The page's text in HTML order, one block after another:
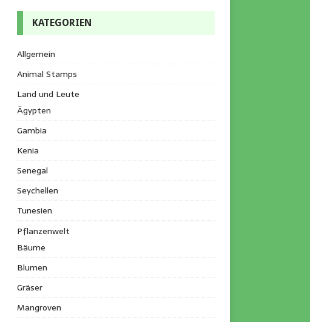
KATEGORIEN
Allgemein
Animal Stamps
Land und Leute
Ägypten
Gambia
Kenia
Senegal
Seychellen
Tunesien
Pflanzenwelt
Bäume
Blumen
Gräser
Mangroven